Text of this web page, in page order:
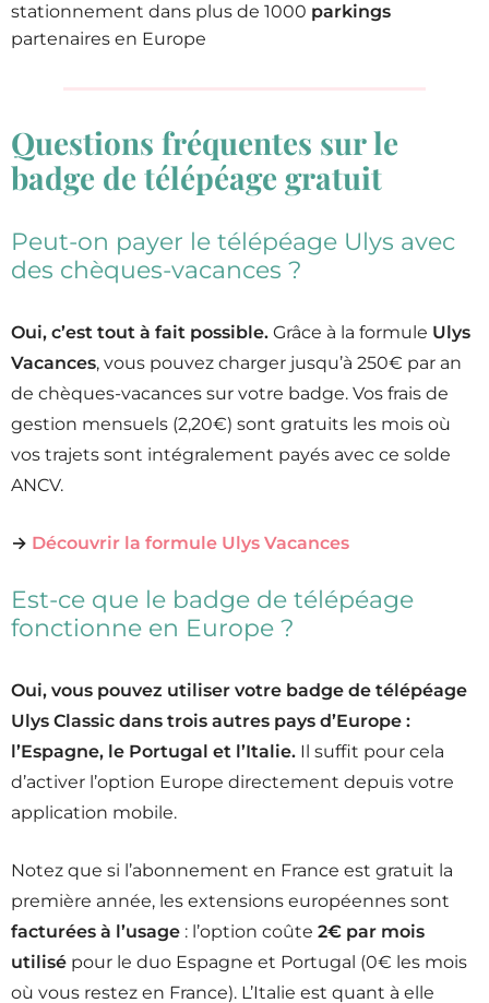
stationnement dans plus de 1000 parkings
partenaires en Europe
Questions fréquentes sur le
badge de télépéage gratuit
Peut-on payer le télépéage Ulys avec
des chèques-vacances ?
Oui, c’est tout à fait possible. Grâce à la formule Ulys
Vacances, vous pouvez charger jusqu’à 250€ par an
de chèques-vacances sur votre badge. Vos frais de
gestion mensuels (2,20€) sont gratuits les mois où
vos trajets sont intégralement payés avec ce solde
ANCV.
→ Découvrir la formule Ulys Vacances
Est-ce que le badge de télépéage
fonctionne en Europe ?
Oui, vous pouvez utiliser votre badge de télépéage
Ulys Classic dans trois autres pays d’Europe :
l’Espagne, le Portugal et l’Italie. Il suffit pour cela
d’activer l’option Europe directement depuis votre
application mobile.
Notez que si l’abonnement en France est gratuit la
première année, les extensions européennes sont
facturées à l’usage : l’option coûte 2€ par mois
utilisé pour le duo Espagne et Portugal (0€ les mois
où vous restez en France). L’Italie est quant à elle